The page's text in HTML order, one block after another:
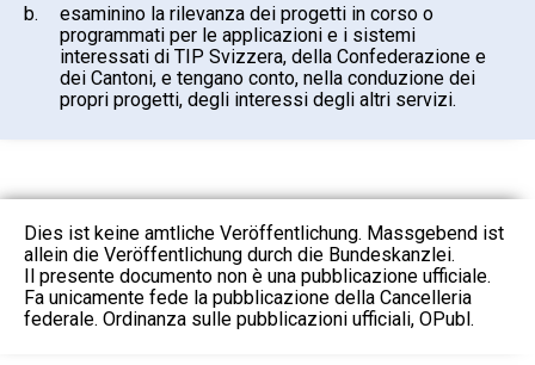
b.
esaminino la rilevanza dei progetti in corso o
programmati per le applicazioni e i sistemi
interessati di TIP Svizzera, della Confederazione e
dei Cantoni, e tengano conto, nella conduzione dei
propri progetti, degli interessi degli altri servizi.
Dies ist keine amtliche Veröffentlichung. Massgebend ist
allein die Veröffentlichung durch die Bundeskanzlei.
Il presente documento non è una pubblicazione ufficiale.
Fa unicamente fede la pubblicazione della Cancelleria
federale. Ordinanza sulle pubblicazioni ufficiali, OPubl.